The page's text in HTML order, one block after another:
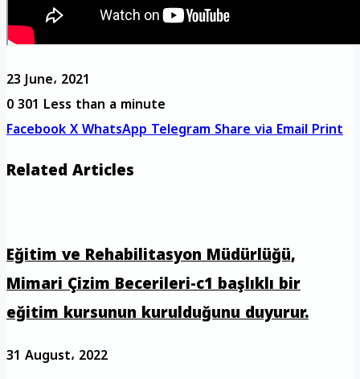
23 June، 2021
0301 Less than a minute
FacebookXWhatsAppTelegramShare via EmailPrint
Related Articles
Eğitim ve Rehabilitasyon Müdürlüğü,
Mimari Çizim Becerileri-c1 başlıklı bir
eğitim kursunun kurulduğunu duyurur.
31 August، 2022